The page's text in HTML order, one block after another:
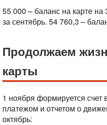
55 000 – баланс на карте на
за сентябрь. 54 760,3 –
Продолжаем
карты
1 ноября формируется счет
платежом и отчетом о
октябрь: